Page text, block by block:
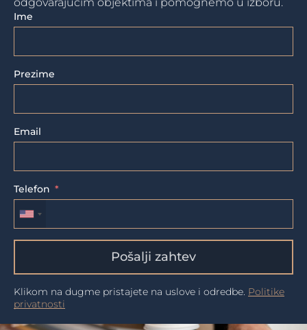
Ime
Prezime
Email
Telefon
Pošalji zahtev
Klikom na dugme pristajete na uslove i odredbe. Politike
privatnosti